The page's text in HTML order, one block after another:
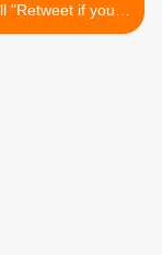
"Retweet if you
want more followers" >